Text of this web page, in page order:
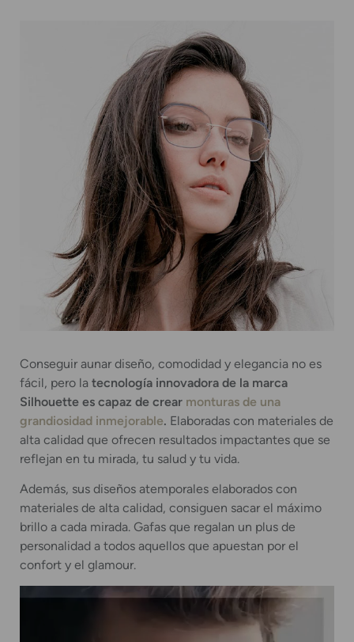
Conseguir aunar diseño, comodidad y elegancia no es
fácil, pero la tecnología innovadora de la marca
Silhouette es capaz de crear monturas de una
grandiosidad inmejorable. Elaboradas con materiales de
alta calidad que ofrecen resultados impactantes que se
reflejan en tu mirada, tu salud y tu vida.
Además, sus diseños atemporales elaborados con
materiales de alta calidad, consiguen sacar el máximo
brillo a cada mirada. Gafas que regalan un plus de
personalidad a todos aquellos que apuestan por el
confort y el glamour.
Reproductor